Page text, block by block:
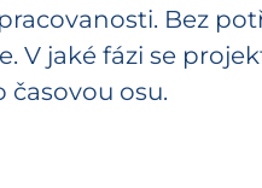
Bez
V jaké fázi se
časovou osu.